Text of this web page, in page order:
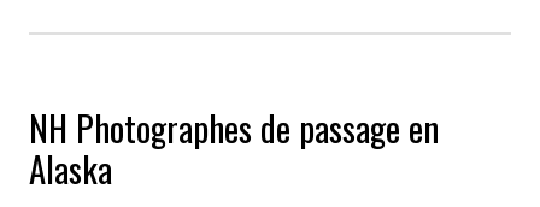
NH Photographes de passage en
Alaska